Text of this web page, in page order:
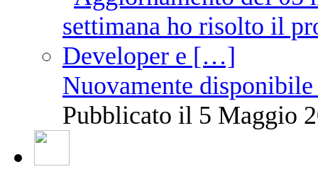
Nuovamente
Pubblicato il 5 Maggio